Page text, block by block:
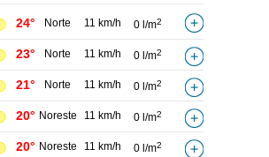
24° Norte 11 km/h 0 l/m2
23° Norte 11 km/h 0 l/m2
21° Norte 11 km/h 0 l/m2
20° Noreste 11 km/h 0 l/m2
20° Noreste 11 km/h 0 l/m2